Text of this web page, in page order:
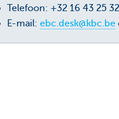
Telefoon: +32 16 43 25 32
E-mail: ebc.desk@kbc.be